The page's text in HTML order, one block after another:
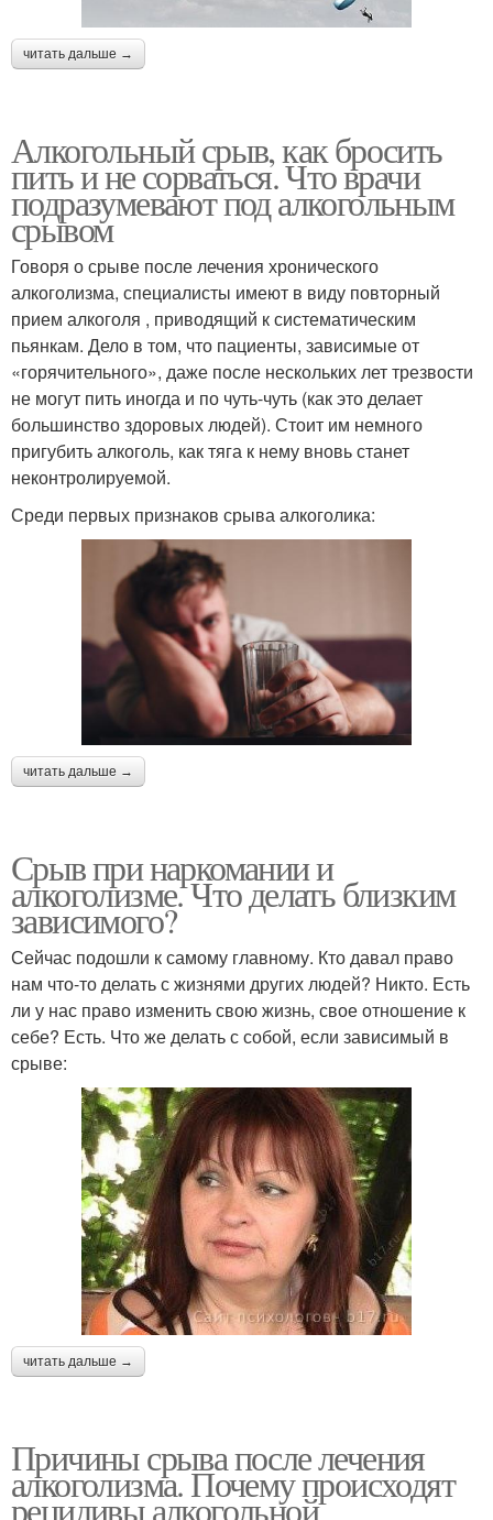
читать дальше →
Алкогольный срыв, как бросить
пить и не сорваться. Что врачи
подразумевают под алкогольным
срывом
Говоря о срыве после лечения хронического
алкоголизма, специалисты имеют в виду повторный
прием алкоголя , приводящий к систематическим
пьянкам. Дело в том, что пациенты, зависимые от
«горячительного», даже после нескольких лет трезвости
не могут пить иногда и по чуть-чуть (как это делает
большинство здоровых людей). Стоит им немного
пригубить алкоголь, как тяга к нему вновь станет
неконтролируемой.
Среди первых признаков срыва алкоголика:
читать дальше →
Срыв при наркомании и
алкоголизме. Что делать близким
зависимого?
Сейчас подошли к самому главному. Кто давал право
нам что-то делать с жизнями других людей? Никто. Есть
ли у нас право изменить свою жизнь, свое отношение к
себе? Есть. Что же делать с собой, если зависимый в
срыве:
читать дальше →
Причины срыва после лечения
алкоголизма. Почему происходят
рецидивы алкогольной